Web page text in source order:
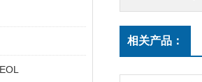
相关产品：